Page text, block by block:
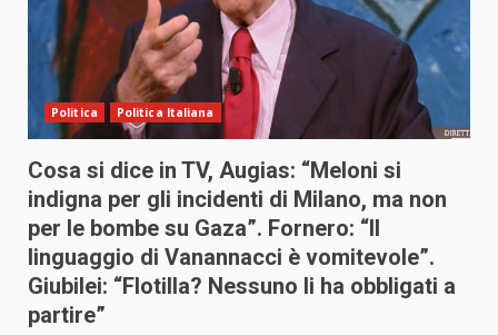
Politica Politica Italiana
Cosa si dice in TV, Augias: “Meloni si
indigna per gli incidenti di Milano, ma non
per le bombe su Gaza”. Fornero: “Il
linguaggio di Vanannacci è vomitevole”.
Giubilei: “Flotilla? Nessuno li ha obbligati a
partire”